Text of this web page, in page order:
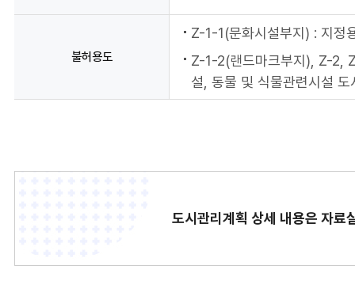
불허용도
Z-1-1(문화시설부지) : 지정
Z-1-2(랜드마크부지), Z-2,
설, 동물 및 식물관련시설
도시관리계획 상세 내용은 자료